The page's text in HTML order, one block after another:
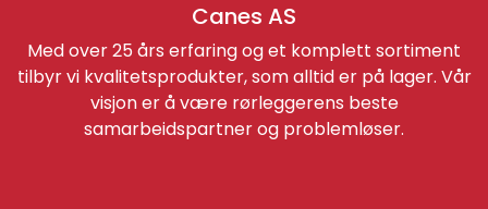
Canes AS
Med over 25 års erfaring og et komplett sortiment
tilbyr vi kvalitetsprodukter, som alltid er på lager. Vår
visjon er å være rørleggerens beste
samarbeidspartner og problemløser.